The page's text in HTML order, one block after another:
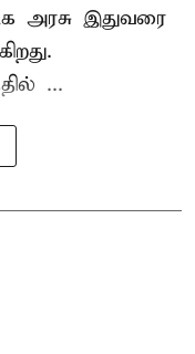
அரசு இதுவரை
...